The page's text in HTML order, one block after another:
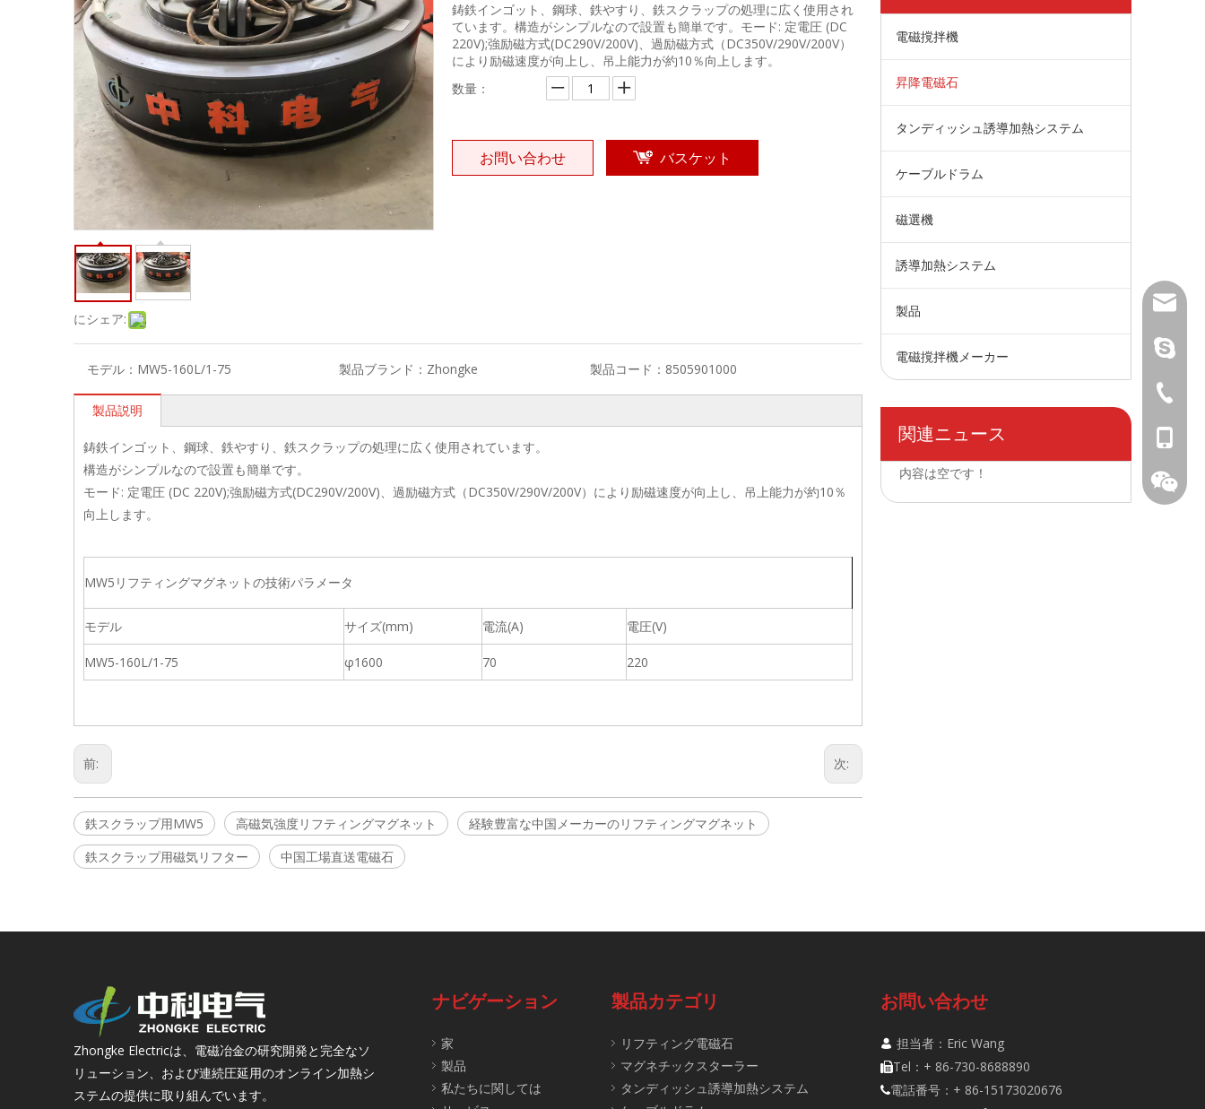
にシェア:
鋳鉄インゴット、鋼球、鉄やすり、鉄スクラップの処理に広く使用され
ています。構造がシンプルなので設置も簡単です。モード: 定電圧 (DC
220V);強励磁方式(DC290V/200V)、過励磁方式（DC350V/290V/200V）
により励磁速度が向上し、吊上能力が約10％向上します。
数量：
お問い合わせ バスケット
モデル： MW5-160L/1-75 製品ブランド： Zhongke 製品コード： 8505901000
製品説明
鋳鉄インゴット、鋼球、鉄やすり、鉄スクラップの処理に広く使用されています。
構造がシンプルなので設置も簡単です。
モード: 定電圧 (DC 220V);強励磁方式(DC290V/200V)、過励磁方式（DC350V/290V/200V）により励磁速度が向上し、吊上能力が約10％
向上します。
MW5リフティングマグネットの技術パラメータ
モデル サイズ(mm) 電流(A) 電圧(V)
MW5-160L/1-75 φ1600 70 220
前: 次:
鉄スクラップ用MW5 高磁気強度リフティングマグネット
経験豊富な中国メーカーのリフティングマグネット
鉄スクラップ用磁気リフター
中国工場直送電磁石
電磁撹拌機
昇降電磁石
タンディッシュ誘導加熱システム
ケーブルドラム
磁選機
誘導加熱システム
製品
電磁撹拌機メーカー
関連ニュース
内容は空です！
Zhongke Electricは、電磁冶金の研究開発と完全なソ
リューション、および連続圧延用のオンライン加熱シ
ステムの提供に取り組んでいます。
ナビゲーション
家
製品
私たちに関しては
ライブ
+ 86-
製品カテゴリ
リフティング電磁石
マグネチックスターラー
タンディッシュ誘導加熱システム
お問い合わせ
 担当者：Eric Wang
Tel：+ 86-730-8688890
電話番号：+ 86-15173020676